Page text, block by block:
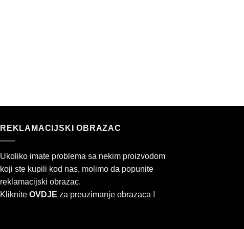
REKLAMACIJSKI OBRAZAC
Ukoliko imate problema sa nekim proizvodom
koji ste kupili kod nas, molimo da popunite
reklamacijski obrazac.
Kliknite OVDJE za preuzimanje obrazaca !